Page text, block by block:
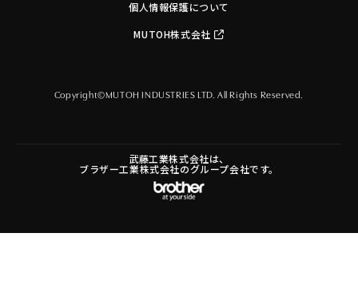
個人情報保護について
MUTOH株式会社
Copyright©MUTOH INDUSTRIES LTD. All Rights Reserved.
武藤工業株式会社は、
ブラザー工業株式会社のグループ会社です。